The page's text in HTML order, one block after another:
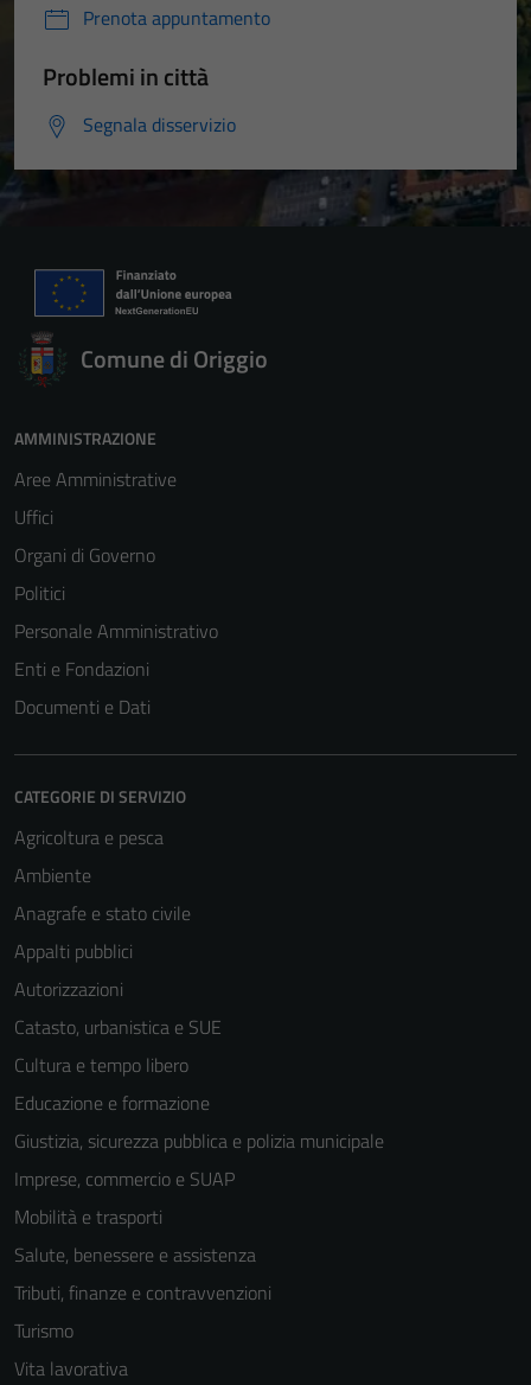
Prenota appuntamento
Problemi in città
Segnala disservizio
Comune di Origgio
AMMINISTRAZIONE
Aree Amministrative
Uffici
Organi di Governo
Politici
Personale Amministrativo
Enti e Fondazioni
Documenti e Dati
CATEGORIE DI SERVIZIO
Agricoltura e pesca
Ambiente
Anagrafe e stato civile
Appalti pubblici
Autorizzazioni
Catasto, urbanistica e SUE
Cultura e tempo libero
Educazione e formazione
Giustizia, sicurezza pubblica e polizia municipale
Imprese, commercio e SUAP
Mobilità e trasporti
Salute, benessere e assistenza
Tributi, finanze e contravvenzioni
Turismo
Vita lavorativa